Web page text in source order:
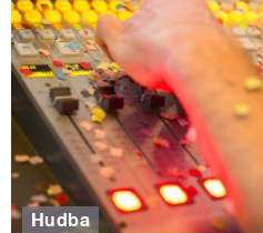
Hudba